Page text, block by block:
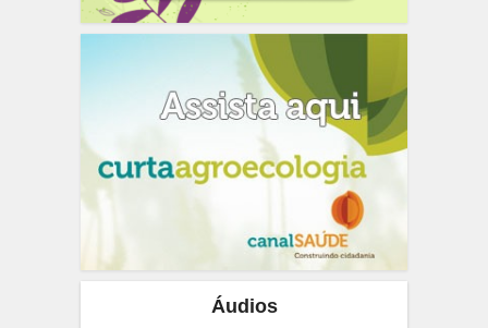
Áudios